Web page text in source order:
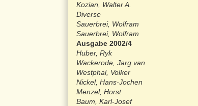
Kozian, Walter A.
Diverse
Sauerbrei, Wolfram
Sauerbrei, Wolfram
Ausgabe 2002/4
Huber, Ryk
Wackerode, Jarg van
Westphal, Volker
Nickel, Hans-Jochen
Menzel, Horst
Baum, Karl-Josef